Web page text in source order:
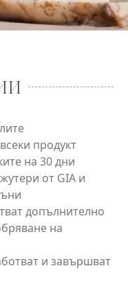
продукт
на 30 дни
от GIA и
допълнително
на
и завършват